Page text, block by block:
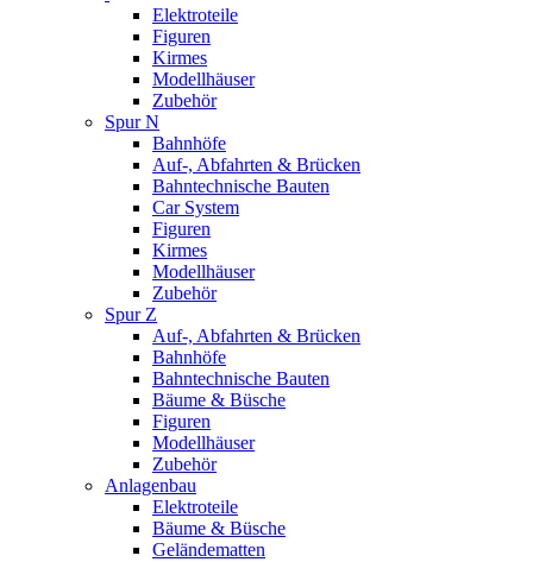
Elektroteile
Figuren
Kirmes
Modellhäuser
Zubehör
Spur N
Bahnhöfe
Auf-, Abfahrten & Brücken
Bahntechnische Bauten
Car System
Figuren
Kirmes
Modellhäuser
Zubehör
Spur Z
Auf-, Abfahrten & Brücken
Bahnhöfe
Bahntechnische Bauten
Bäume & Büsche
Figuren
Modellhäuser
Zubehör
Anlagenbau
Elektroteile
Bäume & Büsche
Geländematten